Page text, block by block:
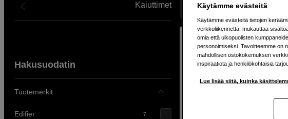
Kaiuttimet
Hakusuodatin
Tuotemerkit
Edifier 7
Näyttää 101 tuotetta
Käytämme evästeitä
Käytämme evästeitä tietojen
verkkoliikennettä, mukauttaa
omia että ulkopuolisten
personoimiseksi. Tavoitteemme on
mahdollisen ostokokemuksen
inspiraatiota ja henkilökohtaisia
Lue lisää siitä, kuinka